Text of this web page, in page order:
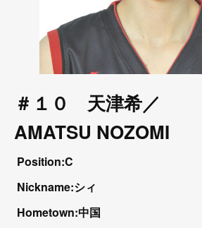
＃１０ 天津希／
AMATSU NOZOMI
Position:C
Nickname:シィ
Hometown:中国